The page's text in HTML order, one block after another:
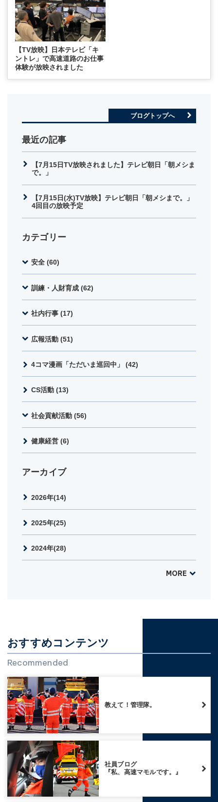
【TV放映】日本テレビ「キ
ントレ」で高速道路のお仕事
体験が放映されました
ブログトップへ
最近の記事
【7月15日TV放映されました】テレビ朝日「朝メシま
で。」
【7月15日(水)TV放映】テレビ朝日「朝メシまで。」
4回目の放映予定
カテゴリー
安全 (60)
訓練・人財育成 (62)
社内行事 (17)
広報活動 (51)
4コマ漫画「ただいま巡回中」 (42)
CS活動 (13)
社会貢献活動 (56)
健康経営 (6)
アーカイブ
2026年(14)
2025年(25)
2024年(28)
MORE
おすすめコンテンツ
Recommended
教えて！管理隊。
社員ブログ
『私、高速マモルです。』